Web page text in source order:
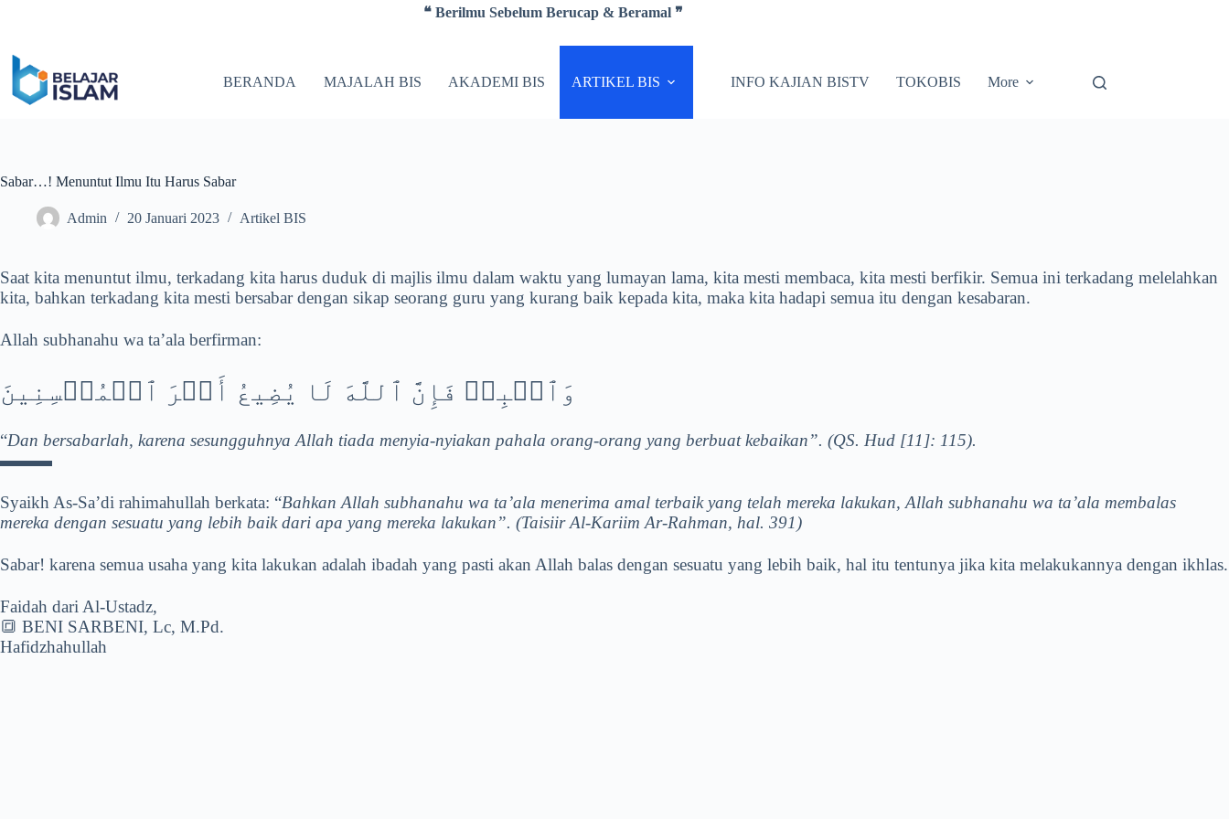
❝ Berilmu Sebelum Berucap & Beramal ❞
BERANDA MAJALAH BIS AKADEMI BIS ARTIKEL BIS INFO KAJIAN BISTV TOKOBIS More
Sabar…! Menuntut Ilmu Itu Harus Sabar
Admin 20 Januari 2023 Artikel BIS
Saat kita menuntut ilmu, terkadang kita harus duduk di majlis ilmu dalam waktu yang lumayan lama, kita mesti membaca, kita mesti berfikir. Semua ini terkadang melelahkan
kita, bahkan terkadang kita mesti bersabar dengan sikap seorang guru yang kurang baik kepada kita, maka kita hadapi semua itu dengan kesabaran.
Allah subhanahu wa ta’ala berfirman:
وَٱصۡبِرۡ فَإِنَّ ٱللَّهَ لَا يُضِيعُ أَجۡرَ ٱلۡمُحۡسِنِينَ
“Dan bersabarlah, karena sesungguhnya Allah tiada menyia-nyiakan pahala orang-orang yang berbuat kebaikan”. (QS. Hud [11]: 115).
▬▬▬
Syaikh As-Sa’di rahimahullah berkata: “Bahkan Allah subhanahu wa ta’ala menerima amal terbaik yang telah mereka lakukan, Allah subhanahu wa ta’ala membalas
mereka dengan sesuatu yang lebih baik dari apa yang mereka lakukan”. (Taisiir Al-Kariim Ar-Rahman, hal. 391)
Sabar! karena semua usaha yang kita lakukan adalah ibadah yang pasti akan Allah balas dengan sesuatu yang lebih baik, hal itu tentunya jika kita melakukannya dengan ikhlas.
Faidah dari Al-Ustadz,
🔳 BENI SARBENI, Lc, M.Pd.
Hafidzhahullah